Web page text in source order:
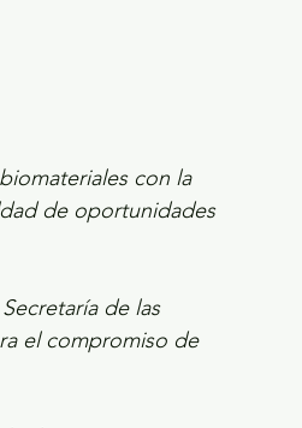
con la
de oportunidades
de las
el compromiso de